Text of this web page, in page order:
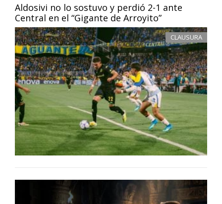
Aldosivi no lo sostuvo y perdió 2-1 ante
Central en el “Gigante de Arroyito”
CLAUSURA